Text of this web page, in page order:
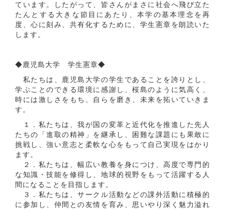
ています。したがって、皆さんがまさに社会へ飛び立た
たんとする大きな節目にあたり、本学の基本理念を再
度、心に刻み、共有化するために、学生憲章を朗読いた
します。
◆鹿児島大学 学生憲章◆
私たちは、鹿児島大学の学生であることを誇りとし、
学ぶことのできる環境に感謝し、桜島のように気高く、
時には激しさをもち、自らを磨き、未来を拓いていきま
す。
１．私たちは、我が国の変革と近代化を推進した先人
たちの「進取の精神」を継承し、困難な課題にも果敢に
挑戦し、強い意志と柔軟な心をもって自己実現をはかり
ます。
２．私たちは、幅広い教養を身につけ、高度で専門的
な知識・技能を修得し、地球的視野をもって活躍する人
間になることを目指します。
３．私たちは、サークル活動などの課外活動に積極的
に参加し、仲間との友情を育み、思いやり深く魅力溢れ